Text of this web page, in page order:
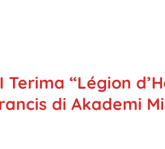
Terima “Légion
di Akademi